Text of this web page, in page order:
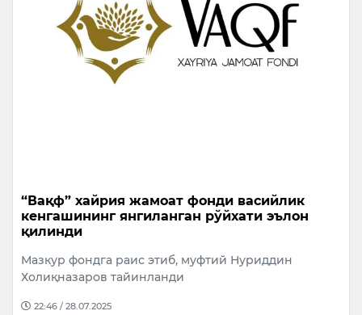
“Вақф” хайрия жамоат фонди васийлик
кенгашининг янгиланган рўйхати эълон
қилинди
Мазкур фондга раис этиб, муфтий Нуриддин
Холиқназаров тайинланди
22:46 / 28.07.2025